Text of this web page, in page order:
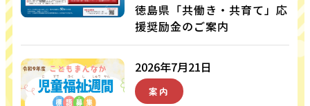
徳島県「共働き・共育て」応
援奨励金のご案内
2026年7月21日
案内